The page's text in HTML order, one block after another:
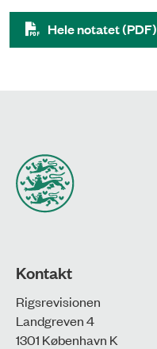
Hele notatet (PDF)
Kontakt
Rigsrevisionen
Landgreven 4
1301 København K